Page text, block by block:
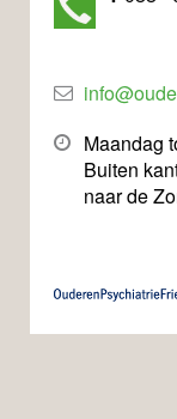
Maandag
Buiten
naar de